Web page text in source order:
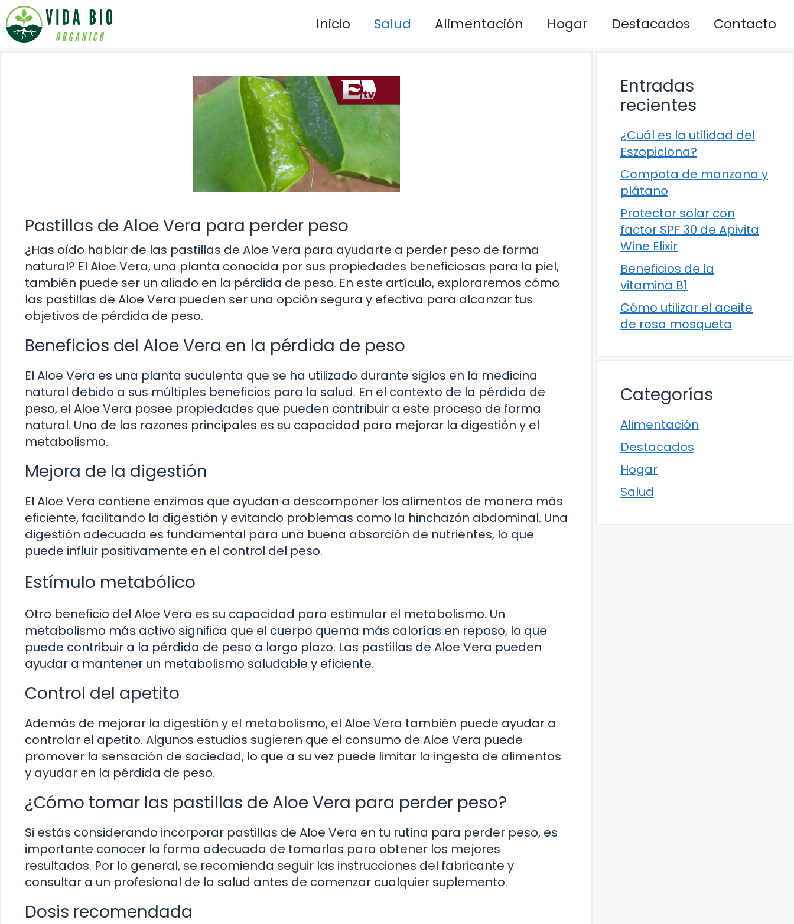
Saltar
al
contenido
Inicio Salud Alimentación Hogar Destacados Contacto
Pastillas de Aloe Vera para perder peso
¿Has oído hablar de las pastillas de Aloe Vera para ayudarte a perder peso de forma
natural? El Aloe Vera, una planta conocida por sus propiedades beneficiosas para la piel,
también puede ser un aliado en la pérdida de peso. En este artículo, exploraremos cómo
las pastillas de Aloe Vera pueden ser una opción segura y efectiva para alcanzar tus
objetivos de pérdida de peso.
Beneficios del Aloe Vera en la pérdida de peso
El Aloe Vera es una planta suculenta que se ha utilizado durante siglos en la medicina
natural debido a sus múltiples beneficios para la salud. En el contexto de la pérdida de
peso, el Aloe Vera posee propiedades que pueden contribuir a este proceso de forma
natural. Una de las razones principales es su capacidad para mejorar la digestión y el
metabolismo.
Mejora de la digestión
El Aloe Vera contiene enzimas que ayudan a descomponer los alimentos de manera más
eficiente, facilitando la digestión y evitando problemas como la hinchazón abdominal. Una
digestión adecuada es fundamental para una buena absorción de nutrientes, lo que
puede influir positivamente en el control del peso.
Estímulo metabólico
Otro beneficio del Aloe Vera es su capacidad para estimular el metabolismo. Un
metabolismo más activo significa que el cuerpo quema más calorías en reposo, lo que
puede contribuir a la pérdida de peso a largo plazo. Las pastillas de Aloe Vera pueden
ayudar a mantener un metabolismo saludable y eficiente.
Control del apetito
Además de mejorar la digestión y el metabolismo, el Aloe Vera también puede ayudar a
controlar el apetito. Algunos estudios sugieren que el consumo de Aloe Vera puede
promover la sensación de saciedad, lo que a su vez puede limitar la ingesta de alimentos
y ayudar en la pérdida de peso.
¿Cómo tomar las pastillas de Aloe Vera para perder peso?
Si estás considerando incorporar pastillas de Aloe Vera en tu rutina para perder peso, es
importante conocer la forma adecuada de tomarlas para obtener los mejores
resultados. Por lo general, se recomienda seguir las instrucciones del fabricante y
consultar a un profesional de la salud antes de comenzar cualquier suplemento.
Dosis recomendada
Entradas
recientes
¿Cuál es la utilidad del
Eszopiclona?
Compota de manzana y
plátano
Protector solar con
factor SPF 30 de Apivita
Wine Elixir
Beneficios de la
vitamina B1
Cómo utilizar el aceite
de rosa mosqueta
Categorías
Alimentación
Destacados
Hogar
Salud